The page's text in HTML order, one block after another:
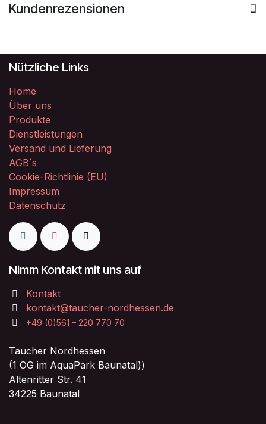
Kundenrezensionen
Nützliche Links
Home
Über uns
Produkte
Dienstleistungen
Versand und Lieferung
AGB´s
Cookie-Richtlinie (EU)
Impressum
Datenschutz
Nimm Kontakt mit uns auf
Kontakt
kontakt@taucher-nordhessen.de
+49 (0)561 – 220 770 70
Taucher Nordhessen
(1 OG im AquaPark Baunatal))
Altenritter Str. 41
34225 Baunatal